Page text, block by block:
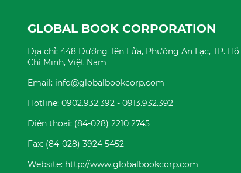
GLOBAL BOOK CORPORATION
Địa chỉ: 448 Đường Tên Lửa, Phường An Lạc, TP. Hồ
Chí Minh, Việt Nam
Email: info@globalbookcorp.com
Hotline: 0902.932.392 - 0913.932.392
Điện thoại: (84-028) 2210 2745
Fax: (84-028) 3924 5452
Website: http://www.globalbookcorp.com